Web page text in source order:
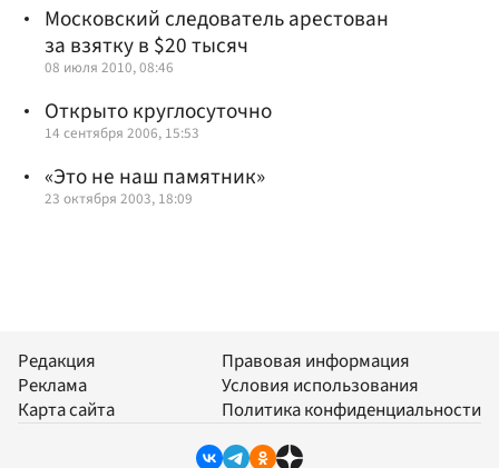
Московский следователь арестован
за взятку в $20 тысяч
08 июля 2010, 08:46
Открыто круглосуточно
14 сентября 2006, 15:53
«Это не наш памятник»
23 октября 2003, 18:09
Редакция
Реклама
Карта сайта
Правовая информация
Условия использования
Политика конфиденциальности